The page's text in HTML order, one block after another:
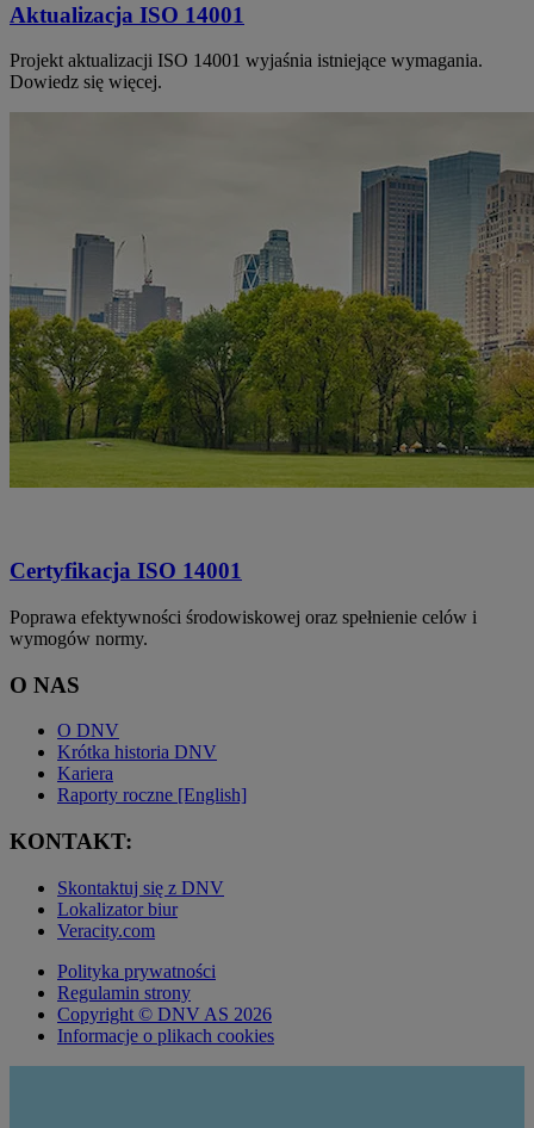
Aktualizacja ISO 14001
Projekt aktualizacji ISO 14001 wyjaśnia istniejące wymagania.
Dowiedz się więcej.
Certyfikacja ISO 14001
Poprawa efektywności środowiskowej oraz spełnienie celów i
wymogów normy.
O NAS
O DNV
Krótka historia DNV
Kariera
Raporty roczne [English]
KONTAKT:
Skontaktuj się z DNV
Lokalizator biur
Veracity.com
Polityka prywatności
Regulamin strony
Copyright © DNV AS 2026
Informacje o plikach cookies